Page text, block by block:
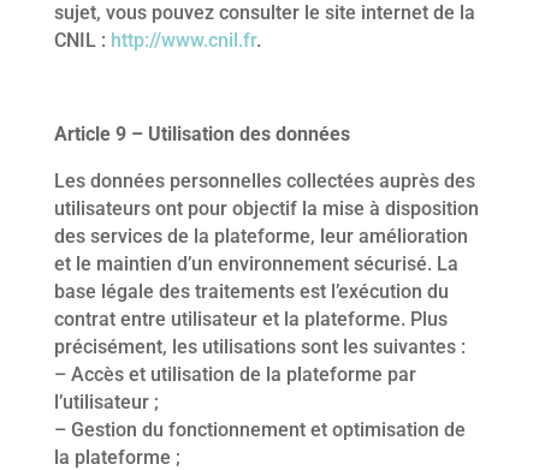
sujet, vous pouvez consulter le site internet de la
CNIL : http://www.cnil.fr.
Article 9 – Utilisation des données
Les données personnelles collectées auprès des
utilisateurs ont pour objectif la mise à disposition
des services de la plateforme, leur amélioration
et le maintien d’un environnement sécurisé. La
base légale des traitements est l’exécution du
contrat entre utilisateur et la plateforme. Plus
précisément, les utilisations sont les suivantes :
– Accès et utilisation de la plateforme par
l’utilisateur ;
– Gestion du fonctionnement et optimisation de
la plateforme ;